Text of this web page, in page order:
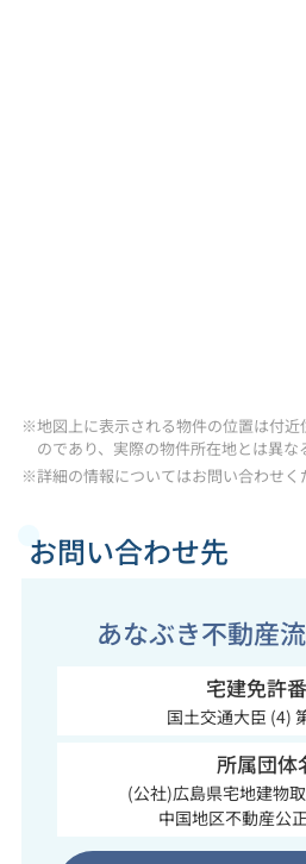
※地図上に表示される物件の位置は付近
のであり、実際の物件所在地とは異な
※詳細の情報についてはお問い合わせく
お問い合わせ先
あなぶき不動産
宅建免許
国土交通大臣 (4)
所属団体
(公社)広島県宅地建物
中国地区不動産公